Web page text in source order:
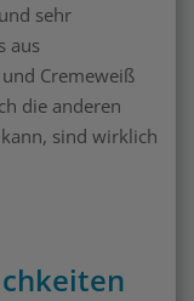
sehr
aus
Cremeweiß
die anderen
sind wirklich